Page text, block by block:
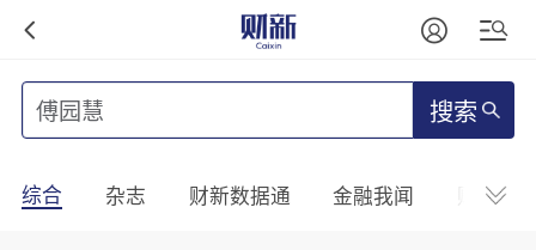
搜索
综合 杂志 财新数据通 金融我闻 财新